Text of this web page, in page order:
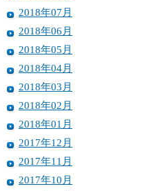
2018年07月
2018年06月
2018年05月
2018年04月
2018年03月
2018年02月
2018年01月
2017年12月
2017年11月
2017年10月